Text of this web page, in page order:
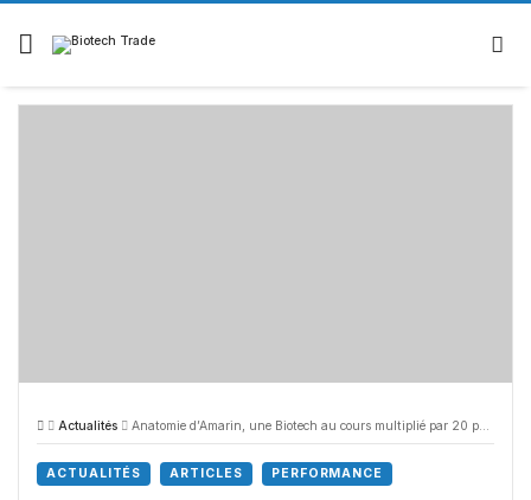
Actualités Anatomie d’Amarin, une Biotech au cours multiplié par 20 puis divisé par 20 deux fois en 12 ans
ACTUALITÉS ARTICLES PERFORMANCE